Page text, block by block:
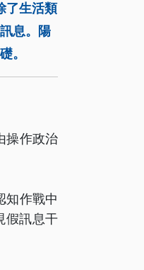
了生活類
息。陽
。
操作政治
知作戰中
假訊息干